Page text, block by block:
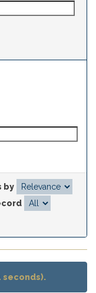
by
seconds).